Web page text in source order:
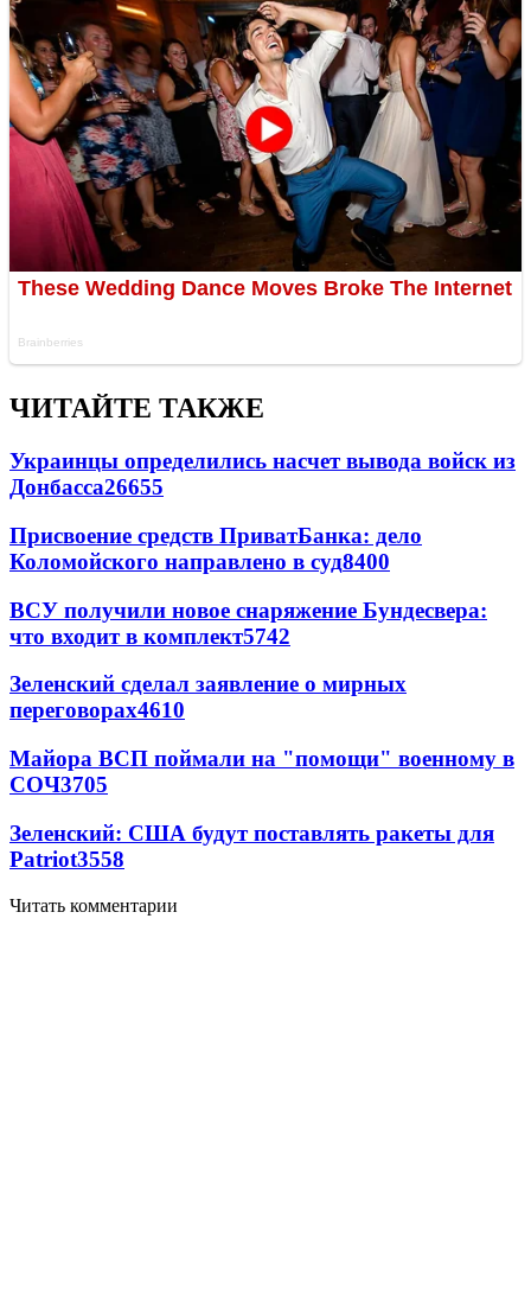
ЧИТАЙТЕ ТАКЖЕ
Украинцы определились насчет вывода войск из
Донбасса26655
Присвоение средств ПриватБанка: дело
Коломойского направлено в суд8400
ВСУ получили новое снаряжение Бундесвера:
что входит в комплект5742
Зеленский сделал заявление о мирных
переговорах4610
Майора ВСП поймали на "помощи" военному в
СОЧ3705
Зеленский: США будут поставлять ракеты для
Patriot3558
Читать комментарии